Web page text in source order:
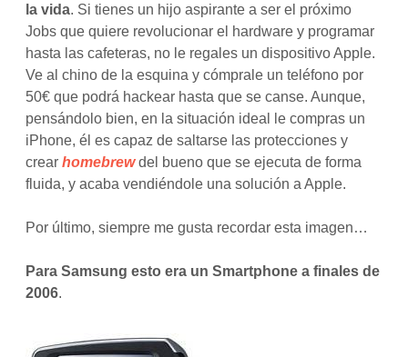
la vida. Si tienes un hijo aspirante a ser el próximo
Jobs que quiere revolucionar el hardware y programar
hasta las cafeteras, no le regales un dispositivo Apple.
Ve al chino de la esquina y cómprale un teléfono por
50€ que podrá hackear hasta que se canse. Aunque,
pensándolo bien, en la situación ideal le compras un
iPhone, él es capaz de saltarse las protecciones y
crearhomebrewdel bueno que se ejecuta de forma
fluida, y acaba vendiéndole una solución a Apple.
Por último, siempre me gusta recordar esta imagen…
Para Samsung esto era un Smartphone a finales de
2006.